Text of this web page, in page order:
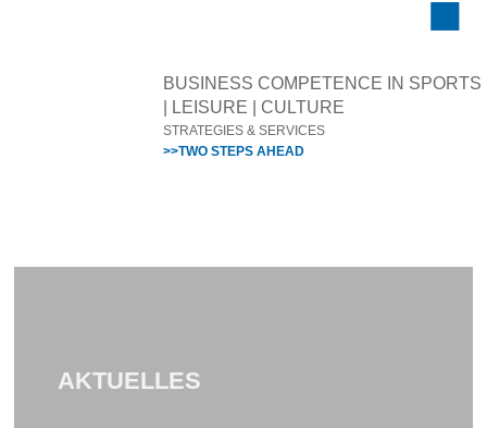
BUSINESS COMPETENCE IN SPORTS
| LEISURE | CULTURE
STRATEGIES & SERVICES
>>TWO STEPS AHEAD
AKTUELLES